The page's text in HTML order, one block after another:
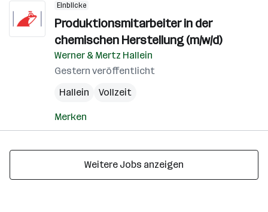
Einblicke
Produktionsmitarbeiter in der
chemischen Herstellung (m/w/d)
Werner & Mertz Hallein
Gestern veröffentlicht
Hallein
Vollzeit
Merken
Weitere Jobs anzeigen